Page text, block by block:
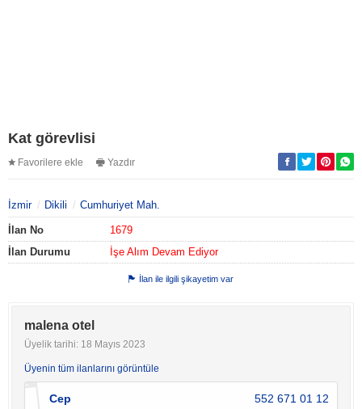
Kat görevlisi
Favorilere ekle Yazdır
İzmir Dikili Cumhuriyet Mah.
İlan No
1679
İlan Durumu
İşe Alım Devam Ediyor
İlan ile ilgili şikayetim var
malena otel
Üyelik tarihi: 18 Mayıs 2023
Üyenin tüm ilanlarını görüntüle
Cep 552 671 01 12